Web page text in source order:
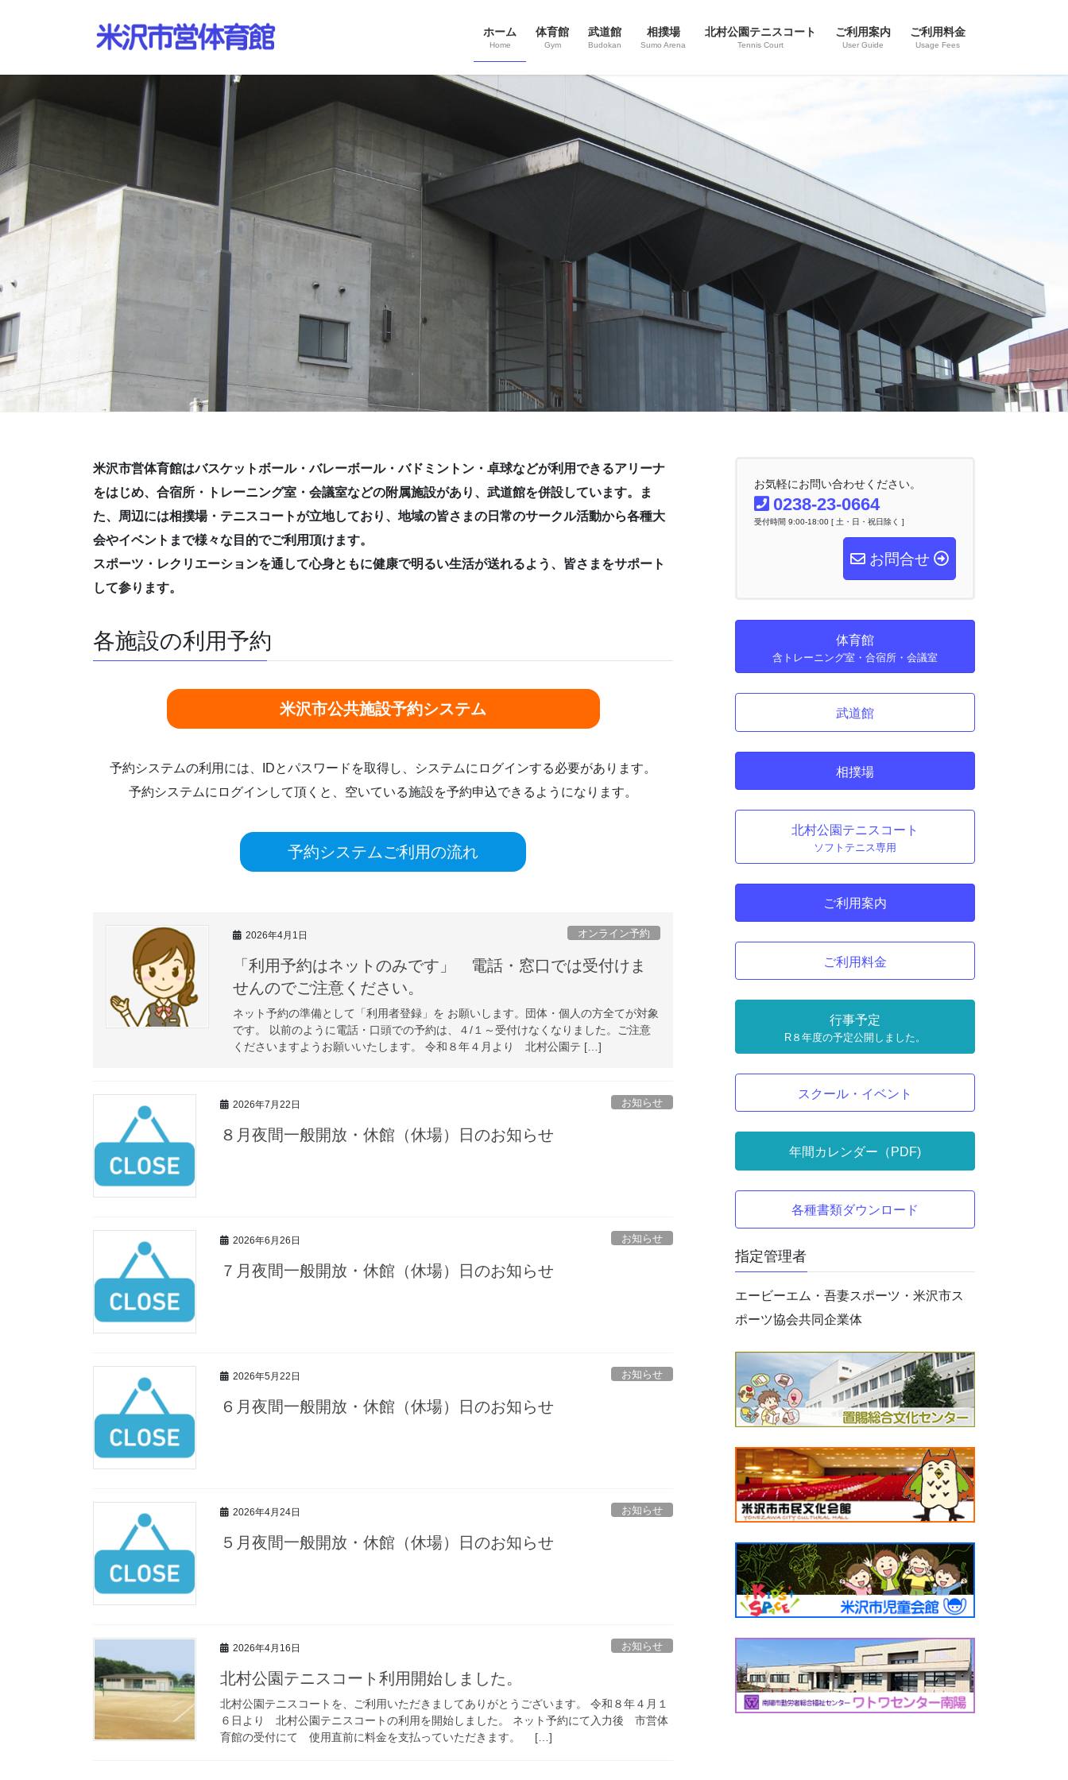
ス
キ
ッ
プ
ン
に
移
動
ホーム
Home
体育館
Gym
武道館
Budokan
相撲場
Sumo Arena
北村公園テニスコート
Tennis Court
ご利用案内
User Guide
ご利用料金
Usage Fees
米沢市営体育館はバスケットボール・バレーボール・バドミントン・卓球などが利用できるアリーナ
をはじめ、合宿所・トレーニング室・会議室などの附属施設があり、武道館を併設しています。ま
た、周辺には相撲場・テニスコートが立地しており、地域の皆さまの日常のサークル活動から各種大
会やイベントまで様々な目的でご利用頂けます。
スポーツ・レクリエーションを通して心身ともに健康で明るい生活が送れるよう、皆さまをサポート
して参ります。
各施設の利用予約
米沢市公共施設予約システム
予約システムの利用には、IDとパスワードを取得し、システムにログインする必要があります。
予約システムにログインして頂くと、空いている施設を予約申込できるようになります。
予約システムご利用の流れ
2026年4月1日 オンライン予約
「利用予約はネットのみです」 電話・窓口では受付けま
せんのでご注意ください。
ネット予約の準備として「利用者登録」を お願いします。団体・個人の方全てが対象
です。 以前のように電話・口頭での予約は、４/１～受付けなくなりました。ご注意
くださいますようお願いいたします。 令和８年４月より 北村公園テ […]
2026年7月22日 お知らせ
８月夜間一般開放・休館（休場）日のお知らせ
2026年6月26日 お知らせ
７月夜間一般開放・休館（休場）日のお知らせ
2026年5月22日 お知らせ
６月夜間一般開放・休館（休場）日のお知らせ
2026年4月24日 お知らせ
５月夜間一般開放・休館（休場）日のお知らせ
2026年4月16日 お知らせ
北村公園テニスコート利用開始しました。
北村公園テニスコートを、ご利用いただきましてありがとうございます。 令和８年４月１
６日より 北村公園テニスコートの利用を開始しました。 ネット予約にて入力後 市営体
育館の受付にて 使用直前に料金を支払っていただきます。 […]
お気軽にお問い合わせください。
0238-23-0664
受付時間 9:00-18:00 [ 土・日・祝日除く ]
お問合せ
体育館
含トレーニング室・合宿所・会議室
武道館
相撲場
北村公園テニスコート
ソフトテニス専用
ご利用案内
ご利用料金
行事予定
R８年度の予定公開しました。
スクール・イベント
年間カレンダー（PDF)
各種書類ダウンロード
指定管理者
エービーエム・吾妻スポーツ・米沢市ス
ポーツ協会共同企業体